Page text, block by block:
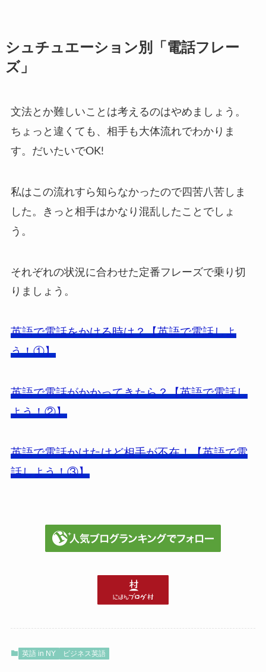
シュチュエーション別「電話フレー
ズ」
文法とか難しいことは考えるのはやめましょう。
ちょっと違くても、相手も大体流れでわかりま
す。 だいたいでOK!
私はこの流れすら知らなかったので四苦八苦しま
した。
きっと相手はかなり混乱したことでしょ
う。
それぞれの状況に合わせた定番フレーズで乗り切
りましょう。
英語で電話をかける時は？【英語で電話しよ
う！①】
英語で電話がかかってきたら？【英語で電話し
よう！②】
英語で電話かけたけど相手が不在！【英語で電
話しよう！③】
英語 in NY ビジネス英語